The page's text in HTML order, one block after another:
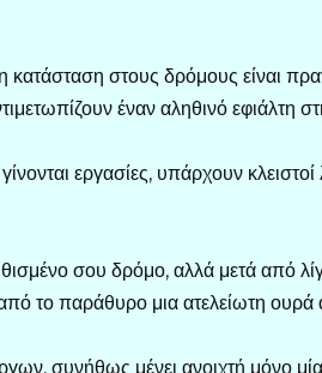
κατάσταση στους δρόμους είναι
έναν αληθινό εφιάλτη
εργασίες, υπάρχουν
σου δρόμο, αλλά μετά από
το παράθυρο μια ατελείωτη ουρά
συνήθως μένει ανοιχτή μόνο